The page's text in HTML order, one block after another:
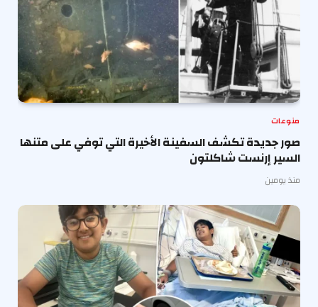
منوعات
صور جديدة تكشف السفينة الأخيرة التي توفي على متنها
السير إرنست شاكلتون
منذ يومين